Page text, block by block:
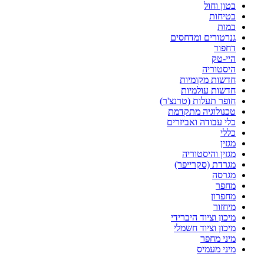
בטון וחול
בטיחות
במות
גנרטורים ומדחסים
דחפור
היי-טק
היסטוריה
חדשות מקומיות
חדשות עולמיות
חופר תעלות (טרנצ'ר)
טכנולוגיה מתקדמת
כלי עבודה ואביזרים
כללי
מגזין
מגזין והיסטוריה
מגרדת (סקרייפר)
מגרסה
מחפר
מחפרון
מיחזור
מיכון וציוד היברידי
מיכון וציוד חשמלי
מיני מחפר
מיני מעמיס